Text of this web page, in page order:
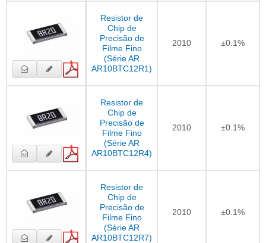
Resistor de
Chip de
Precisão de
Filme Fino
(Série AR
AR10BTC12R1)
2010 ±0.1%
Resistor de
Chip de
Precisão de
Filme Fino
(Série AR
AR10BTC12R4)
2010 ±0.1%
Resistor de
Chip de
Precisão de
Filme Fino
(Série AR
AR10BTC12R7)
2010 ±0.1%